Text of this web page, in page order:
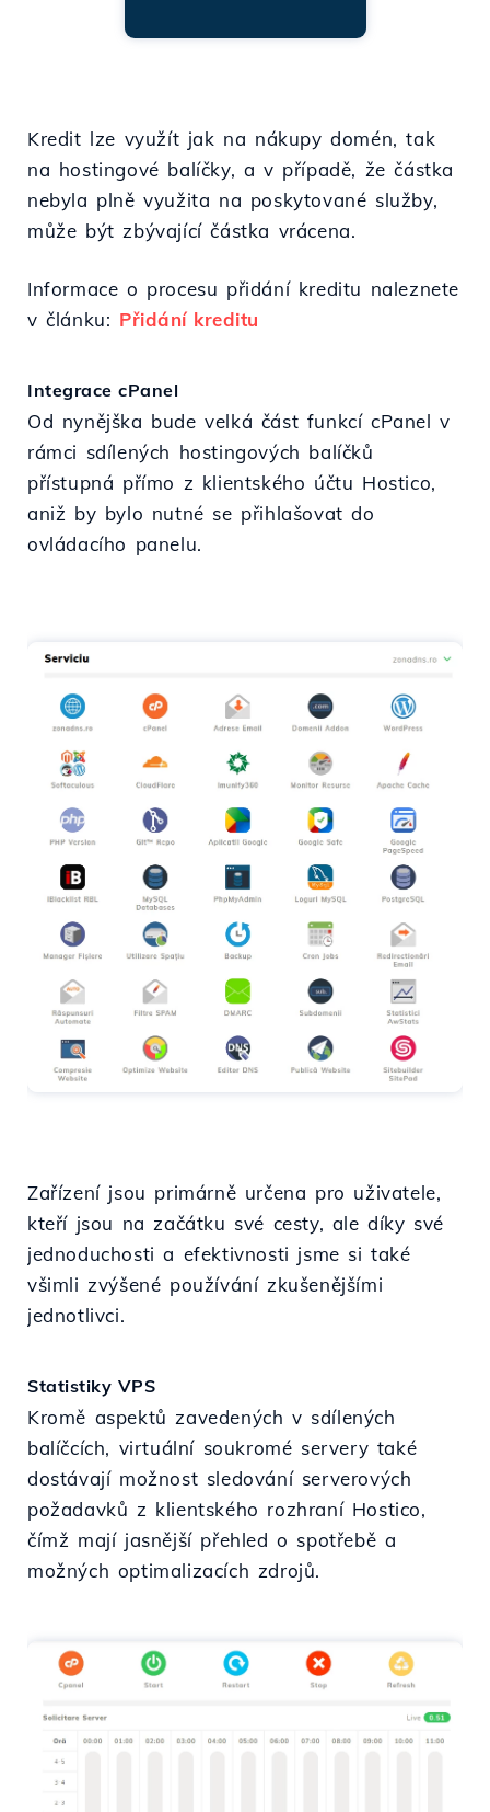
Kredit lze využít jak na nákupy domén, tak
na hostingové balíčky, a v případě, že částka
nebyla plně využita na poskytované služby,
může být zbývající částka vrácena.
Informace o procesu přidání kreditu naleznete
v článku: Přidání kreditu
Integrace cPanel
Od nynějška bude velká část funkcí cPanel v
rámci sdílených hostingových balíčků
přístupná přímo z klientského účtu Hostico,
aniž by bylo nutné se přihlašovat do
ovládacího panelu.
Zařízení jsou primárně určena pro uživatele,
kteří jsou na začátku své cesty, ale díky své
jednoduchosti a efektivnosti jsme si také
všimli zvýšené používání zkušenějšími
jednotlivci.
Statistiky VPS
Kromě aspektů zavedených v sdílených
balíčcích, virtuální soukromé servery také
dostávají možnost sledování serverových
požadavků z klientského rozhraní Hostico,
čímž mají jasnější přehled o spotřebě a
možných optimalizacích zdrojů.